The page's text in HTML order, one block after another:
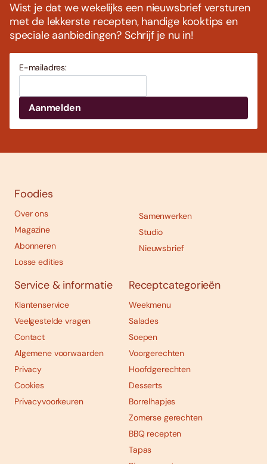
Wist je dat we wekelijks een nieuwsbrief versturen
met de lekkerste recepten, handige kooktips en
speciale aanbiedingen? Schrijf je nu in!
E-mailadres:
Foodies
Over ons
Magazine
Abonneren
Losse edities
Samenwerken
Studio
Nieuwsbrief
Service & informatie
Klantenservice
Veelgestelde vragen
Contact
Algemene voorwaarden
Privacy
Cookies
Privacyvoorkeuren
Receptcategorieën
Weekmenu
Salades
Soepen
Voorgerechten
Hoofdgerechten
Desserts
Borrelhapjes
Zomerse gerechten
BBQ recepten
Tapas